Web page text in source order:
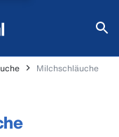
Milchschläuche